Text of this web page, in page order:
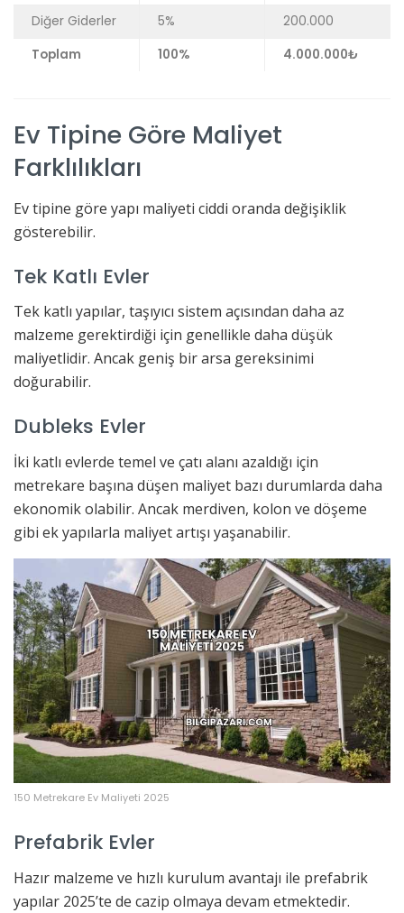
Diğer Giderler 5%
200.000
Toplam
100% 4.000.000₺
Ev Tipine Göre Maliyet
Farklılıkları
Ev tipine göre yapı maliyeti ciddi oranda değişiklik
gösterebilir.
Tek Katlı Evler
Tek katlı yapılar, taşıyıcı sistem açısından daha az
malzeme gerektirdiği için genellikle daha düşük
maliyetlidir. Ancak geniş bir arsa gereksinimi
doğurabilir.
Dubleks Evler
İki katlı evlerde temel ve çatı alanı azaldığı için
metrekare başına düşen maliyet bazı durumlarda daha
ekonomik olabilir. Ancak merdiven, kolon ve döşeme
gibi ek yapılarla maliyet artışı yaşanabilir.
150 Metrekare Ev Maliyeti 2025
Prefabrik Evler
Hazır malzeme ve hızlı kurulum avantajı ile prefabrik
yapılar 2025’te de cazip olmaya devam etmektedir.